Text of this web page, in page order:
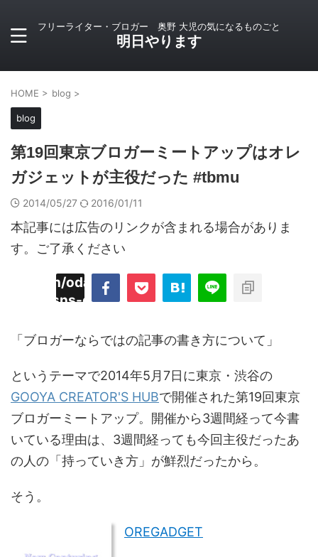
フリーライター・ブロガー 奥野 大児の気になるものごと
明日やります
HOME > blog >
blog
第19回東京ブロガーミートアップはオレ
ガジェットが主役だった #tbmu
2014/05/27 2016/01/11
本記事には広告のリンクが含まれる場合がありま
す。ご了承ください
odaiji.com/public_html/blog/wp-
sns-count-cache/sns-count-
「ブロガーならではの記事の書き方について」
というテーマで2014年5月7日に東京・渋谷の
GOOYA CREATOR'S HUBで開催された第19回東京
ブロガーミートアップ。開催から3週間経って今書
いている理由は、3週間経っても今回主役だったあ
の人の「持っていき方」が鮮烈だったから。
そう。
OREGADGET